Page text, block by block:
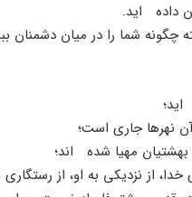
داده اید.
چگونه شما را در میان دشمنان
آن نهرها جاری است؛
مهیا شده اند؛
از نزدیکی به او، از رستگاری